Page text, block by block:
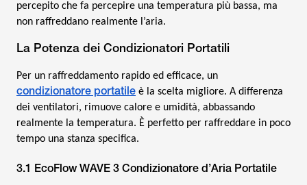
percepito che fa percepire una temperatura più bassa, ma
non raffreddano realmente l’aria.
La Potenza dei Condizionatori Portatili
Per un raffreddamento rapido ed efficace, un
condizionatore portatile è la scelta migliore. A differenza
dei ventilatori, rimuove calore e umidità, abbassando
realmente la temperatura. È perfetto per raffreddare in poco
tempo una stanza specifica.
3.1 EcoFlow WAVE 3 Condizionatore d’Aria Portatile